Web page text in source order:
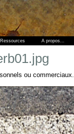
Ressources A propos...
ou commerciaux.